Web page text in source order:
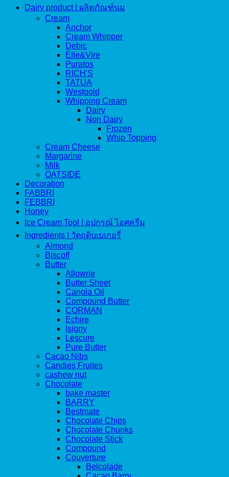
Dairy product | ผลิตภัณฑ์นม
Cream
Anchor
Cream Whipper
Debic
Elle&Vire
Puratos
RICH'S
TATUA
Westgold
Whipping Cream
Dairy
Non Dairy
Frozen
Whip Topping
Cream Cheese
Margarine
Milk
OATSIDE
Decoration
FABBRI
FEBBRI
Honey
Ice Cream Tool | อุปกรณ์ ไอศครีม
Ingredients | วัตถุดิบเบเกอรี่
Almond
Biscoff
Butter
Allowrie
Butter Sheet
Canola Oil
Compound Butter
CORMAN
Echire
Isigny
Lescure
Pure Butter
Cacao Nibs
Candies Fruites
cashew nut
Chocolate
bake master
BARRY
Bestmate
Chocolate Chips
Chocolate Chunks
Chocolate Stick
Compound
Couverture
Belcolade